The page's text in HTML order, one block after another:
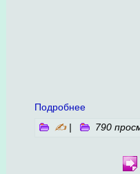
Подробнее
✍| 790